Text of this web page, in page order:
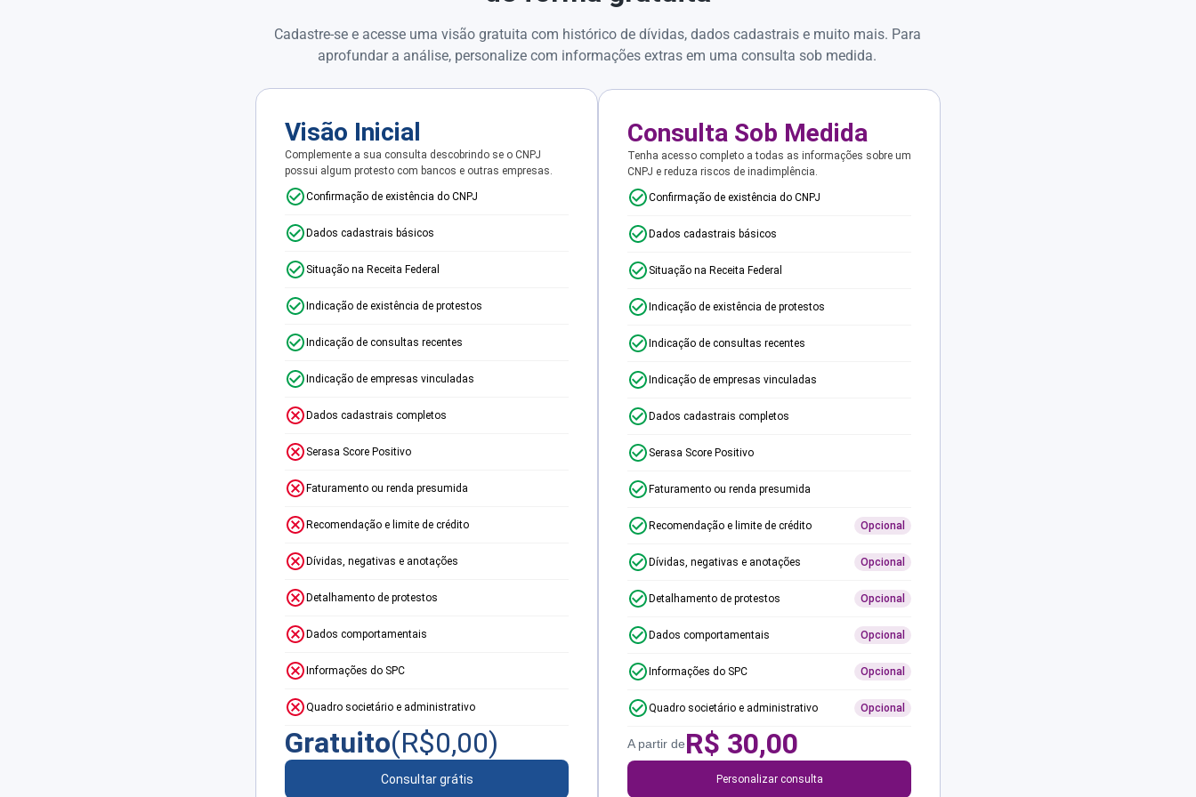
Cadastre-se e acesse uma visão gratuita com histórico de dívidas, dados cadastrais e muito mais. Para
aprofundar a análise, personalize com informações extras em uma consulta sob medida.
Visão Inicial
Complemente a sua consulta descobrindo se o CNPJ
possui algum protesto com bancos e outras empresas.
Confirmação de existência do CNPJ
Dados cadastrais básicos
Situação na Receita Federal
Indicação de existência de protestos
Indicação de consultas recentes
Indicação de empresas vinculadas
Dados cadastrais completos
Serasa Score Positivo
Faturamento ou renda presumida
Recomendação e limite de crédito
Dívidas, negativas e anotações
Detalhamento de protestos
Dados comportamentais
Informações do SPC
Quadro societário e administrativo
Gratuito(R$0,00)
Consultar grátis
Consulta Sob Medida
Tenha acesso completo a todas as informações sobre um
CNPJ e reduza riscos de inadimplência.
Confirmação de existência do CNPJ
Dados cadastrais básicos
Situação na Receita Federal
Indicação de existência de protestos
Indicação de consultas recentes
Indicação de empresas vinculadas
Dados cadastrais completos
Serasa Score Positivo
Faturamento ou renda presumida
Recomendação e limite de crédito Opcional
Dívidas, negativas e anotações Opcional
Detalhamento de protestos Opcional
Dados comportamentais Opcional
Informações do SPC Opcional
Quadro societário e administrativo Opcional
A partir deR$ 30,00
Personalizar consulta